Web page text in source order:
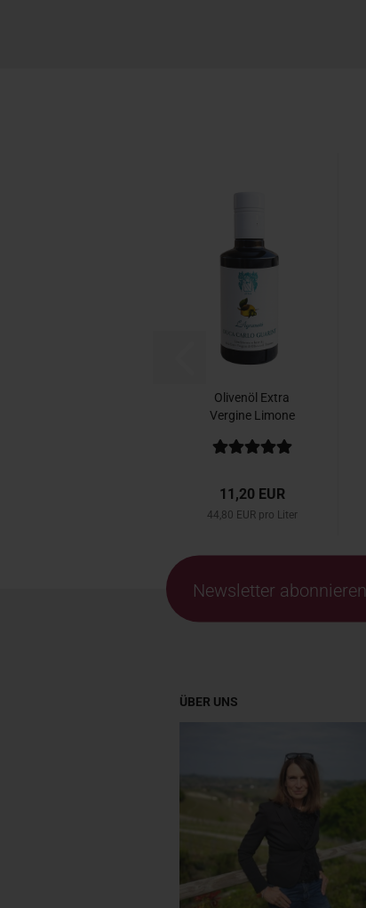
Olivenöl Extra
Vergine Limone
11,20 EUR
44,80 EUR pro Liter
Newsletter abonnieren
ÜBER UNS